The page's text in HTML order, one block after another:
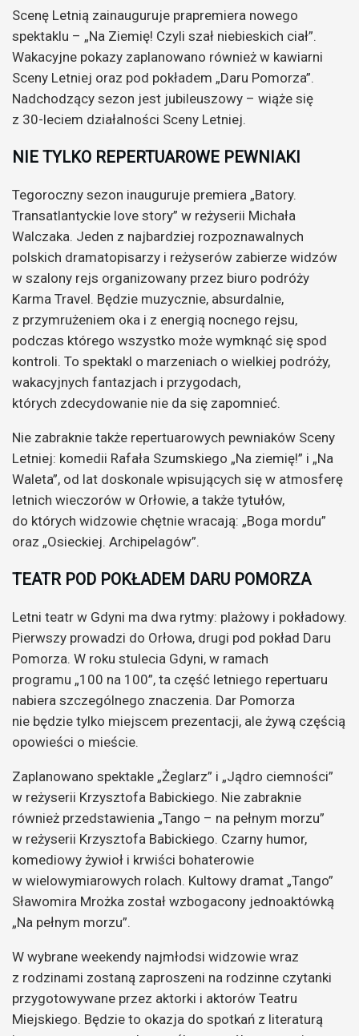
Scenę Letnią zainauguruje prapremiera nowego
spektaklu – „Na Ziemię! Czyli szał niebieskich ciał”.
Wakacyjne pokazy zaplanowano również w kawiarni
Sceny Letniej oraz pod pokładem „Daru Pomorza”.
Nadchodzący sezon jest jubileuszowy – wiąże się
z 30-leciem działalności Sceny Letniej.
NIE TYLKO REPERTUAROWE PEWNIAKI
Tegoroczny sezon inauguruje premiera „Batory.
Transatlantyckie love story” w reżyserii Michała
Walczaka. Jeden z najbardziej rozpoznawalnych
polskich dramatopisarzy i reżyserów zabierze widzów
w szalony rejs organizowany przez biuro podróży
Karma Travel. Będzie muzycznie, absurdalnie,
z przymrużeniem oka i z energią nocnego rejsu,
podczas którego wszystko może wymknąć się spod
kontroli. To spektakl o marzeniach o wielkiej podróży,
wakacyjnych fantazjach i przygodach,
których zdecydowanie nie da się zapomnieć.
Nie zabraknie także repertuarowych pewniaków Sceny
Letniej: komedii Rafała Szumskiego „Na ziemię!” i „Na
Waleta”, od lat doskonale wpisujących się w atmosferę
letnich wieczorów w Orłowie, a także tytułów,
do których widzowie chętnie wracają: „Boga mordu”
oraz „Osieckiej. Archipelagów”.
TEATR POD POKŁADEM DARU POMORZA
Letni teatr w Gdyni ma dwa rytmy: plażowy i pokładowy.
Pierwszy prowadzi do Orłowa, drugi pod pokład Daru
Pomorza. W roku stulecia Gdyni, w ramach
programu „100 na 100”, ta część letniego repertuaru
nabiera szczególnego znaczenia. Dar Pomorza
nie będzie tylko miejscem prezentacji, ale żywą częścią
opowieści o mieście.
Zaplanowano spektakle „Żeglarz” i „Jądro ciemności”
w reżyserii Krzysztofa Babickiego. Nie zabraknie
również przedstawienia „Tango – na pełnym morzu”
w reżyserii Krzysztofa Babickiego. Czarny humor,
komediowy żywioł i krwiści bohaterowie
w wielowymiarowych rolach. Kultowy dramat „Tango”
Sławomira Mrożka został wzbogacony jednoaktówką
„Na pełnym morzu”.
W wybrane weekendy najmłodsi widzowie wraz
z rodzinami zostaną zaproszeni na rodzinne czytanki
przygotowywane przez aktorki i aktorów Teatru
Miejskiego. Będzie to okazja do spotkań z literaturą